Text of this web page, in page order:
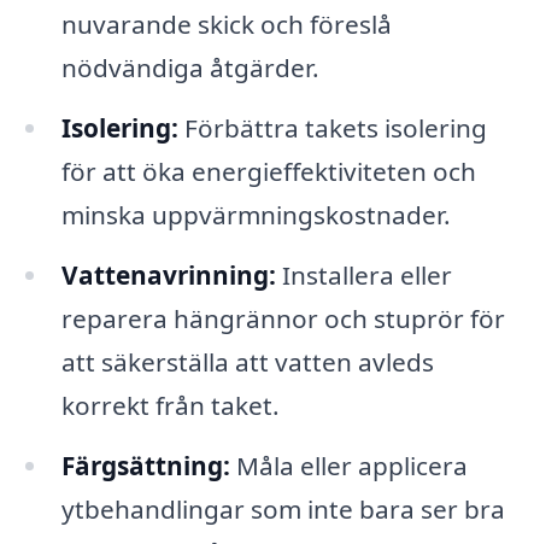
nuvarande skick och föreslå
nödvändiga åtgärder.
Isolering: Förbättra takets isolering
för att öka energieffektiviteten och
minska uppvärmningskostnader.
Vattenavrinning: Installera eller
reparera hängrännor och stuprör för
att säkerställa att vatten avleds
korrekt från taket.
Färgsättning: Måla eller applicera
ytbehandlingar som inte bara ser bra